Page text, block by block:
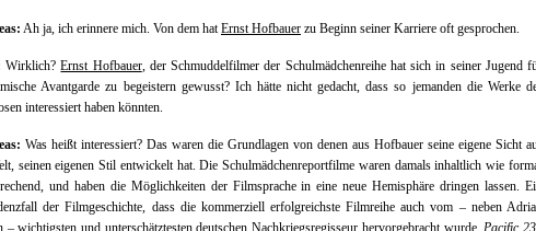
Ah ja, ich erinnere mich. Von dem hatErnst Hofbauer zu Beginn seiner Karriere oft gesprochen.
Wirklich?Ernst Hofbauer, der Schmuddelfilmer der Schulmädchenreihe hat sich in seiner Jugend
Avantgarde zu begeistern gewusst? Ich hätte nicht gedacht, dass so jemanden die Werke
interessiert haben könnten.
Was heißt interessiert? Das waren die Grundlagen von denen aus Hofbauer seine eigene Sicht
seinen eigenen Stil entwickelt hat. Die Schulmädchenreportfilme waren damals inhaltlich wie
und haben die Möglichkeiten der Filmsprache in eine neue Hemisphäre dringen lassen.
der Filmgeschichte, dass die kommerziell erfolgreichste Filmreihe auch vom – neben
– wichtigsten und unterschätztesten deutschen Nachkriegsregisseur hervorgebracht wurde.Pacific